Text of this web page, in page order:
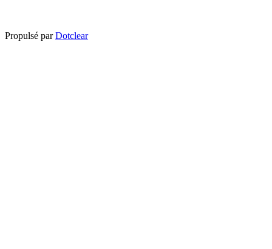
Propulsé parDotclear